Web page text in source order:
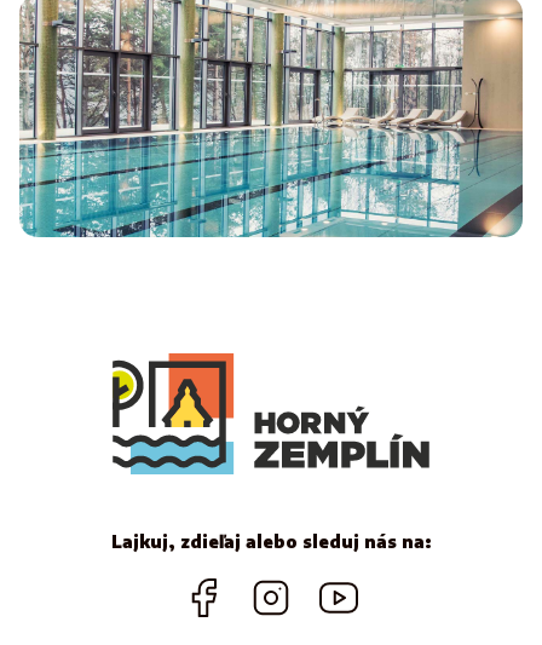
Lajkuj, zdieľaj alebo sleduj nás na: